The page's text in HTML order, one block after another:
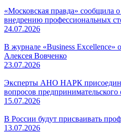
«Московская правда» сообщила о
внедрению профессиональных
24.07.2026
В журнале «Business Excellence»
Алексея Вовченко
23.07.2026
Эксперты АНО НАРК
вопросов предпринимательского
15.07.2026
В России будут присваивать
13.07.2026